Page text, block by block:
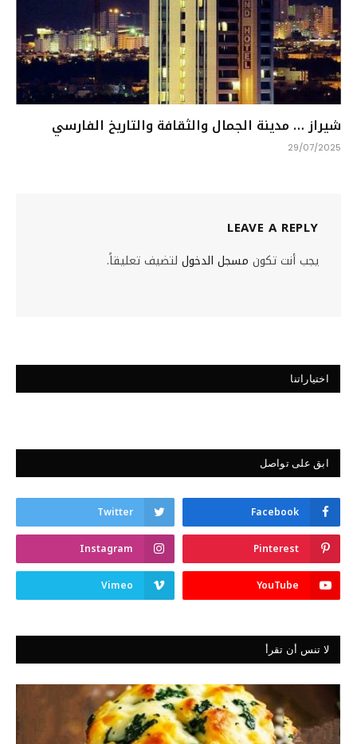
شيراز … مدينة الجمال والثقافة والتاريخ الفارسي
29/07/2025
LEAVE A REPLY
يجب أنت تكون مسجل الدخول لتضيف تعليقاً.
اختياراتنا
ابق على تواصل
Facebook
Twitter
Pinterest
Instagram
YouTube
Vimeo
لا تنس أن تقرأ